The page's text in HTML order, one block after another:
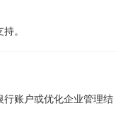
。
账户或优化企业管理结